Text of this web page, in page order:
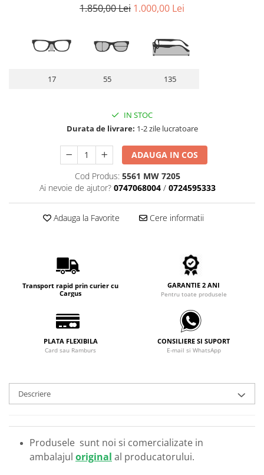
Lentile 1.70
Lentile 1.76 AS
Lentile De Soare cu Dioptrii sau
Lentile cu Antireflex
Lentile Prismatice ( Pentru
Strabism )
Lentile destinate Conducatorilor
Butterfly
Supradimensionati
Dreptunghiulari
Plastic + Acetat
Acetat / Carbon
Carbon / Metal
Metal ( Aluminum )
Titan + silicon
Ana Hickmann
Ben.X
Carolina Herrera
Cazal
1.850,00 Lei 1.000,00 Lei
17 55 135
IN STOC
Durata de livrare: 1-2 zile lucratoare
ADAUGA IN COS
Cod Produs: 5561 MW 7205
Ai nevoie de ajutor? 0747068004 / 0724595333
Adauga la Favorite Cere informatii
Transport rapid prin curier cu
Cargus
GARANTIE 2 ANI
Pentru toate produsele
PLATA FLEXIBILA
Card sau Ramburs
CONSILIERE SI SUPORT
E-mail si WhatsApp
Descriere
Produsele sunt noi si comercializate in
ambalajul original al producatorului.